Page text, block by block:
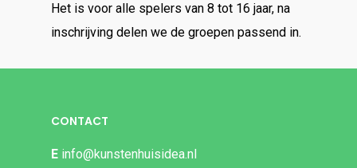
Het is voor alle spelers van 8 tot 16 jaar, na
inschrijving delen we de groepen passend in.
CONTACT
E info@kunstenhuisidea.nl